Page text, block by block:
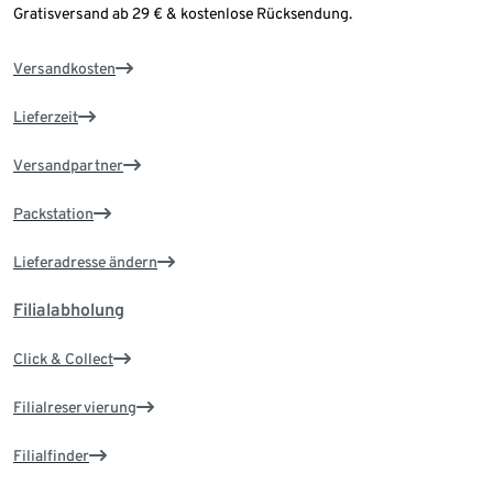
Gratisversand ab 29 € & kostenlose Rücksendung.
Versandkosten
Lieferzeit
Versandpartner
Packstation
Lieferadresse ändern
Filialabholung
Click & Collect
Filialreservierung
Filialfinder